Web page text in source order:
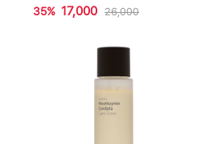
35% 17,000 26,000